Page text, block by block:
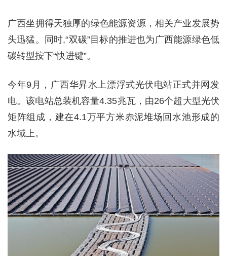
广西坐拥得天独厚的绿色能源资源，相关产业发展势
头迅猛。同时,“双碳”目标的推进也为广西能源绿色低
碳转型按下“快进键”。
今年9月，广西华昇水上漂浮式光伏电站正式并网发
电。该电站总装机容量4.35兆瓦，由26个超大型光伏
矩阵组成，建在4.1万平方米赤泥堆场回水池形成的
水域上。